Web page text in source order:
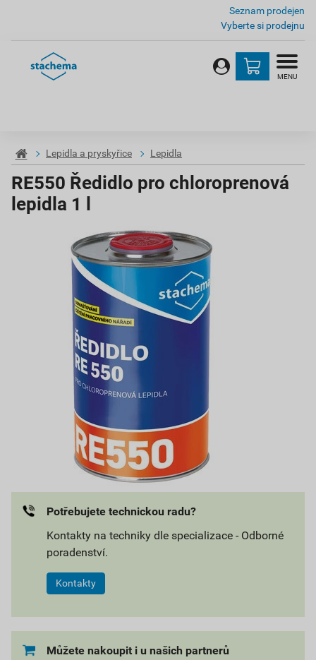
Seznam prodejen
Vyberte si prodejnu
MENU
Lepidla a pryskyřice Lepidla
RE550 Ředidlo pro chloroprenová
lepidla 1 l
Potřebujete technickou radu?
Kontakty na techniky dle specializace - Odborné
poradenství.
Kontakty
Můžete nakoupit i u našich partnerů